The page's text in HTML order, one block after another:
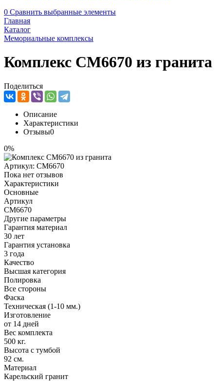
0 Сравнить выбранные элементы
Главная
Каталог
Мемориальные комплексы
Комплекс CM6670 из гранита
Поделиться
Описание
Характеристики
Отзывы0
0%
Артикул: CM6670
Пока нет отзывов
Характеристики
Основные
Артикул
CM6670
Другие параметры
Гарантия материал
30 лет
Гарантия установка
3 года
Качество
Высшая категория
Полировка
Все стороны
Фаска
Техническая (1-10 мм.)
Изготовление
от 14 дней
Вес комплекта
500 кг.
Высота с тумбой
92 см.
Материал
Карельский гранит